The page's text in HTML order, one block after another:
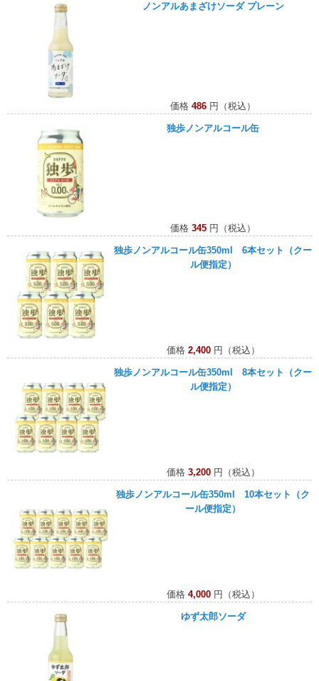
ノンアルあまざけソーダ プレーン
価格 486 円（税込）
独歩ノンアルコール缶
価格 345 円（税込）
独歩ノンアルコール缶350ml 6本セット（クー
ル便指定）
価格 2,400円（税込）
独歩ノンアルコール缶350ml 8本セット（クー
ル便指定）
価格 3,200円（税込）
独歩ノンアルコール缶350ml 10本セット（ク
ール便指定）
価格 4,000円（税込）
ゆず太郎ソーダ